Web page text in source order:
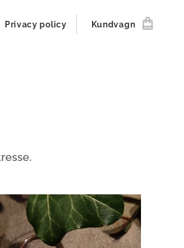
Privacy policy Kundvagn